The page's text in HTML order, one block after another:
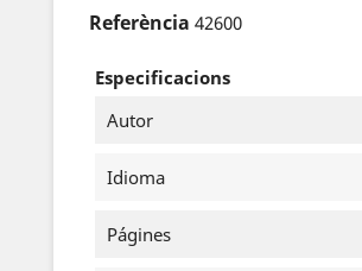
Referència 42600
Especificacions
Autor
Idioma
Págines